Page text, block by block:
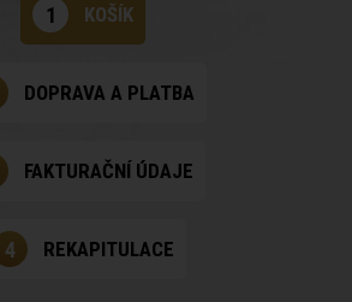
1 KOŠÍK
DOPRAVA A PLATBA
FAKTURAČNÍ ÚDAJE
4 REKAPITULACE